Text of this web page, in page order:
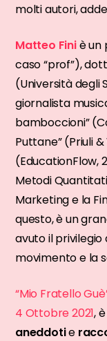
molti autori,
Matteo Finiè un
caso “prof”),
(Università degli
giornalista
bamboccioni”
Puttane” (Priuli
(EducationFlow,
Metodi
Marketing e la
questo, è un
avuto il
movimento e la
“Mio Fratello
4 Ottobre 2021,
aneddotie